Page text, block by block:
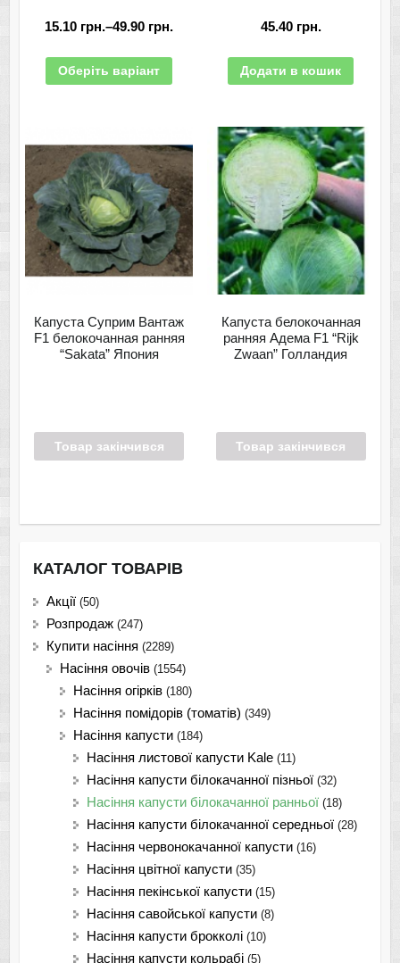
15.10 грн.–49.90 грн.
Оберіть варіант
45.40 грн.
Додати в кошик
Капуста Суприм Вантаж
F1 белокочанная ранняя
“Sakata” Япония
Товар закінчився
Капуста белокочанная
ранняя Адема F1 “Rijk
Zwaan” Голландия
Товар закінчився
КАТАЛОГ ТОВАРІВ
Акції (50)
Розпродаж (247)
Купити насіння (2289)
Насіння овочів (1554)
Насіння огірків (180)
Насіння помідорів (томатів) (349)
Насіння капусти (184)
Насіння листової капусти Kale (11)
Насіння капусти білокачанної пізньої (32)
Насіння капусти білокачанної ранньої (18)
Насіння капусти білокачанної середньої (28)
Насіння червонокачанної капусти (16)
Насіння цвітної капусти (35)
Насіння пекінської капусти (15)
Насіння савойської капусти (8)
Насіння капусти брокколі (10)
Насіння капусти кольрабі (5)